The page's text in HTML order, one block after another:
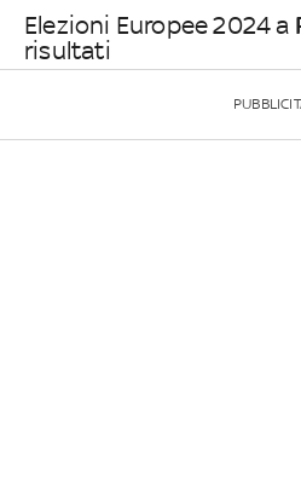
Elezioni Europee 2024 a
risultati